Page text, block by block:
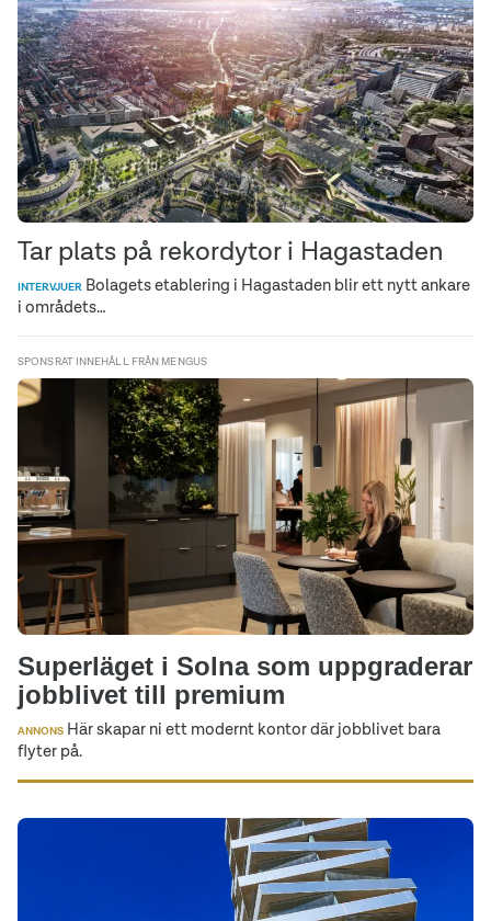
Tar plats på rekordytor i Hagastaden
INTERVJUER Bolagets etablering i Hagastaden blir ett nytt ankare
i områdets…
SPONSRAT INNEHÅLL FRÅN MENGUS
Superläget i Solna som uppgraderar
jobblivet till premium
ANNONS Här skapar ni ett modernt kontor där jobblivet bara
flyter på.